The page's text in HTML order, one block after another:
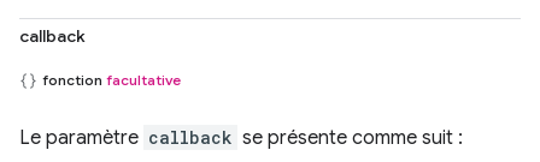
callback
fonction facultative
Le paramètre callback se présente comme suit :